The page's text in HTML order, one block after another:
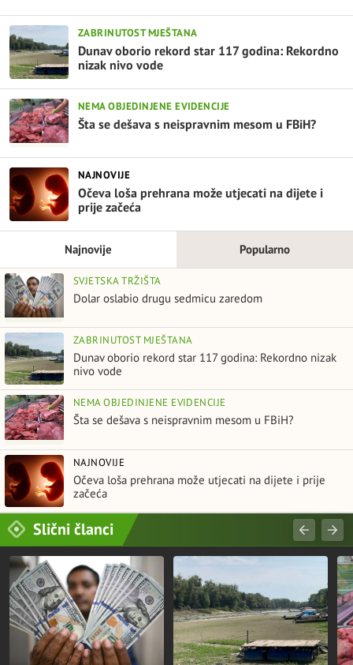
ZABRINUTOST MJEŠTANA
Dunav oborio rekord star 117 godina: Rekordno
nizak nivo vode
NEMA OBJEDINJENE EVIDENCIJE
Šta se dešava s neispravnim mesom u FBiH?
NAJNOVIJE
Očeva loša prehrana može utjecati na dijete i
prije začeća
Najnovije Popularno
SVJETSKA TRŽIŠTA
Dolar oslabio drugu sedmicu zaredom
ZABRINUTOST MJEŠTANA
Dunav oborio rekord star 117 godina: Rekordno nizak
nivo vode
NEMA OBJEDINJENE EVIDENCIJE
Šta se dešava s neispravnim mesom u FBiH?
NAJNOVIJE
Očeva loša prehrana može utjecati na dijete i prije
začeća
Slični članci